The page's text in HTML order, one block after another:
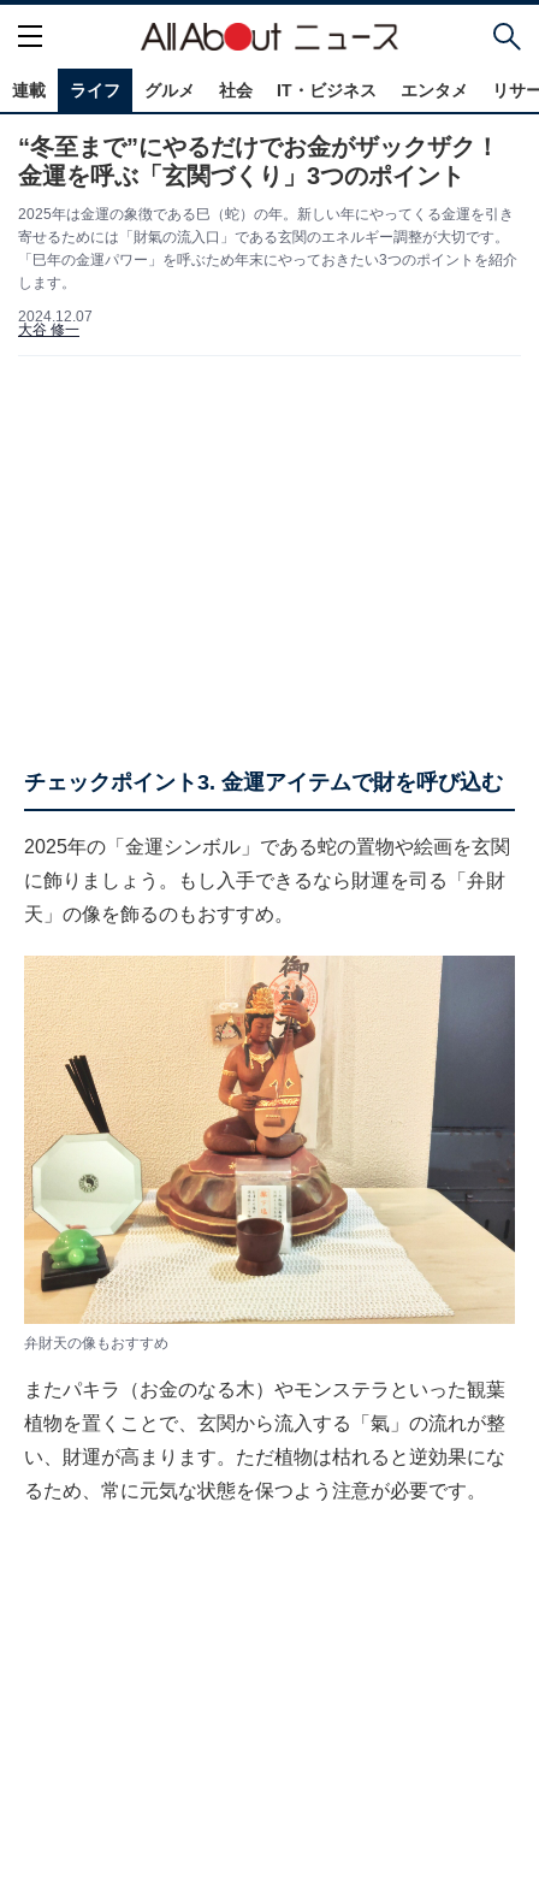
連載 ライフ グルメ 社会 IT・ビジネス エンタメ リサ
“冬至まで”にやるだけでお金がザックザク！
金運を呼ぶ「玄関づくり」3つのポイント
2025年は金運の象徴である巳（蛇）の年。新しい年にやってくる金運を引き
寄せるためには「財氣の流入口」である玄関のエネルギー調整が大切です。
「巳年の金運パワー」を呼ぶため年末にやっておきたい3つのポイントを紹介
します。
2024.12.07
大谷 修一
チェックポイント3. 金運アイテムで財を呼び込む
2025年の「金運シンボル」である蛇の置物や絵画を玄関
に飾りましょう。もし入手できるなら財運を司る「弁財
天」の像を飾るのもおすすめ。
弁財天の像もおすすめ
またパキラ（お金のなる木）やモンステラといった観葉
植物を置くことで、玄関から流入する「氣」の流れが整
い、財運が高まります。ただ植物は枯れると逆効果にな
るため、常に元気な状態を保つよう注意が必要です。